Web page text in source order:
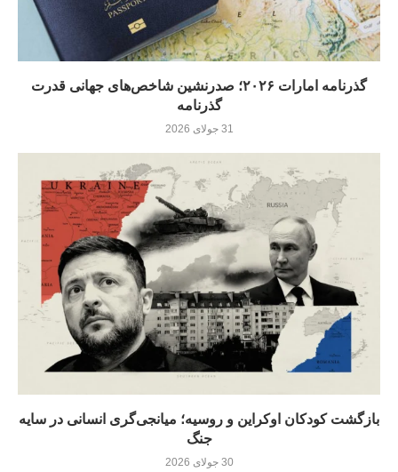
گذرنامه امارات ۲۰۲۶؛ صدرنشین شاخص‌های جهانی قدرت
گذرنامه
31 جولای 2026
بازگشت کودکان اوکراین و روسیه؛ میانجی‌گری انسانی در سایه
جنگ
30 جولای 2026